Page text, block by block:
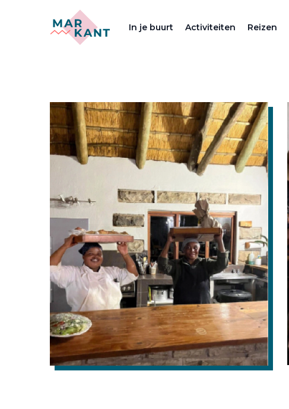
In je buurt Activiteiten Reizen
Deel artikel